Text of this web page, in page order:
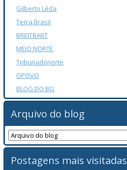
Gilberto Léda
Terra Brasil
BREITBART
MEIO NORTE
Tribunadonorte
OPOVO
BLOG DO BG
Arquivo do blog
Postagens mais visitadas